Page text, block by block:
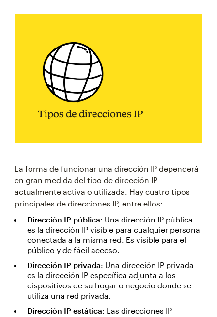
Tipos de direcciones IP
La forma de funcionar una dirección IP dependerá
en gran medida del tipo de dirección IP
actualmente activa o utilizada. Hay cuatro tipos
principales de direcciones IP, entre ellos:
Dirección IP pública: Una dirección IP pública
es la dirección IP visible para cualquier persona
conectada a la misma red. Es visible para el
público y de fácil acceso.
Dirección IP privada: Una dirección IP privada
es la dirección IP específica adjunta a los
dispositivos de su hogar o negocio donde se
utiliza una red privada.
Dirección IP estática: Las direcciones IP